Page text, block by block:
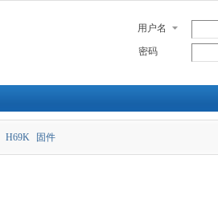
用户名
密码
H69K 固件